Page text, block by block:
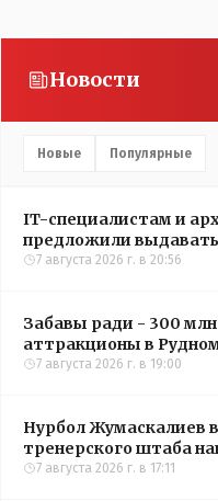
Новости
Новые Популярные
IT-специалистам и
предложили
кредиты на жильё в
7 августа 2026 г. в 20:56
Забавы ради - 300
аттракционы в
окупятся?
7 августа 2026 г. в 19:00
Нурбол Жумаскалиев
тренерского штаба
Казахстана по футболу
7 августа 2026 г. в 17:11